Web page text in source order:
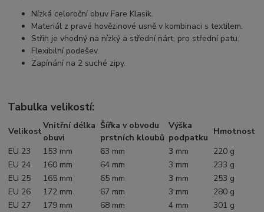
Nízká celoroční obuv Fare Klasik.
Materiál z pravé hovězinové usně v kombinaci s textilem.
Střih je vhodný na nízký a střední nárt, pro střední patu.
Flexibilní podešev.
Zapínání na 2 suché zipy.
Tabulka velikostí:
Velikost
Vnitřní délka
obuvi
Šířka v obvodu
prstních kloubů
Výška
podpatku
Hmotnost
EU 23
153 mm 63 mm 3 mm
220 g
EU 24
160 mm 64 mm 3 mm
233 g
EU 25
165 mm 65 mm 3 mm
253 g
EU 26
172 mm 67 mm 3 mm
280 g
EU 27
179 mm 68 mm 4 mm
301 g